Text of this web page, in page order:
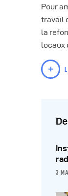
Pour
travail
la
locaux
3